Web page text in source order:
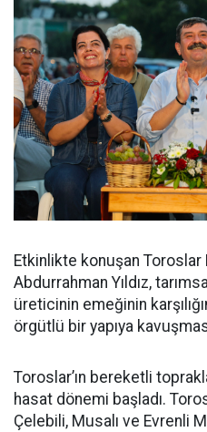
Etkinlikte konuşan Toroslar
Abdurrahman Yıldız,
üreticinin emeğinin
örgütlü bir yapıya
Toroslar’ın bereketli
hasat dönemi başladı.
Çelebili, Musalı ve Evrenli